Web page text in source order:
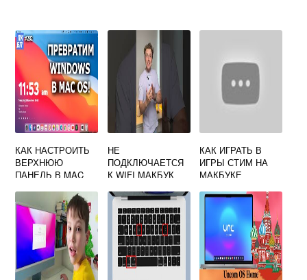
КАК НАСТРОИТЬ
ВЕРХНЮЮ
ПАНЕЛЬ В MAC
НЕ
ПОДКЛЮЧАЕТСЯ
К WIFI МАКБУК
КАК ИГРАТЬ В
ИГРЫ СТИМ НА
МАКБУКЕ